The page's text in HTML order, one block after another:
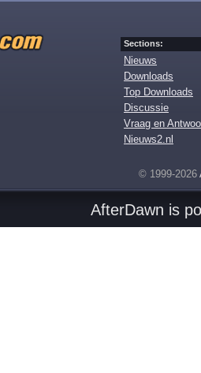
Sections:
Nieuws
Downloads
Top Downloads
Discussie
Vraag en
Nieuws2.nl
© 1999-2026
AfterDawn is